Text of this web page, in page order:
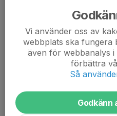
och strumpor. Det är viktigt att
De shorts och stumpor...
Läs mer
Försäljning av
Sverigelotter
20 sep 2025
Vi använder oss av
webbplats ska fungera
även för webbanalys
förbättra
Så
Godkänn